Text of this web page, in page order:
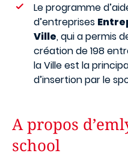
Le programme
d’entreprises
Ville, qui a permis
création de 198
la Ville est la
d’insertion par le
A propos
school